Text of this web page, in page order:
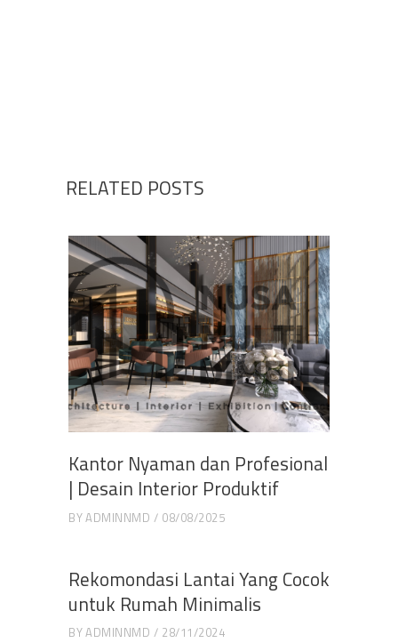
RELATED POSTS
Kantor Nyaman dan Profesional
| Desain Interior Produktif
BYADMINNMD 08/08/2025
Rekomondasi Lantai Yang Cocok
untuk Rumah Minimalis
BYADMINNMD 28/11/2024